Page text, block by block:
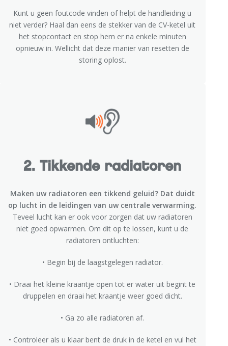
Kunt u geen foutcode vinden of helpt de handleiding u
niet verder? Haal dan eens de stekker van de CV-ketel uit
het stopcontact en stop hem er na enkele minuten
opnieuw in. Wellicht dat deze manier van resetten de
storing oplost.
2. Tikkende radiatoren
Maken uw radiatoren een tikkend geluid? Dat duidt
op lucht in de leidingen van uw centrale verwarming.
Teveel lucht kan er ook voor zorgen dat uw radiatoren
niet goed opwarmen. Om dit op te lossen, kunt u de
radiatoren ontluchten:
• Begin bij de laagstgelegen radiator.
• Draai het kleine kraantje open tot er water uit begint te
druppelen en draai het kraantje weer goed dicht.
• Ga zo alle radiatoren af.
• Controleer als u klaar bent de druk in de ketel en vul het